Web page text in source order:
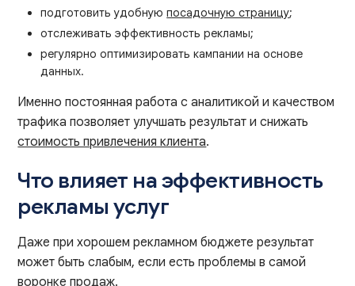
подготовить удобнуюпосадочную страницу;
отслеживать эффективность рекламы;
регулярно оптимизировать кампании на основе
данных.
Именно постоянная работа с аналитикой и качеством
трафика позволяет улучшать результат и снижать
стоимость привлечения клиента.
Что влияет на эффективность
рекламы услуг
Даже при хорошем рекламном бюджете результат
может быть слабым, если есть проблемы в самой
воронке продаж.